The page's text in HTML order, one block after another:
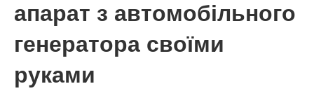
апарат з автомобільного
генератора своїми
руками